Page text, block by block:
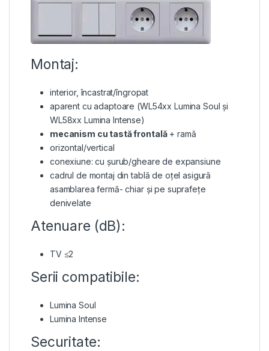
Montaj:
interior, încastrat/îngropat
aparent cu adaptoare (WL54xx Lumina Soul și
WL58xx Lumina Intense)
mecanism cu tastă frontală+ ramă
orizontal/vertical
conexiune: cu șurub/gheare de expansiune
cadrul de montaj din tablă de oțel asigură
asamblarea fermă- chiar și pe suprafețe
denivelate
Atenuare (dB):
TV ≤2
Serii compatibile:
Lumina Soul
Lumina Intense
Securitate: